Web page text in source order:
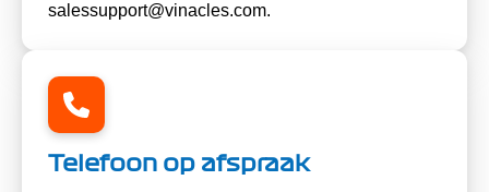
salessupport@vinacles.com.
Telefoon op afspraak